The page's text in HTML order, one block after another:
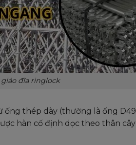
đĩa ringlock
ống thép dày (thường là ống D49
hàn cố định dọc theo thân